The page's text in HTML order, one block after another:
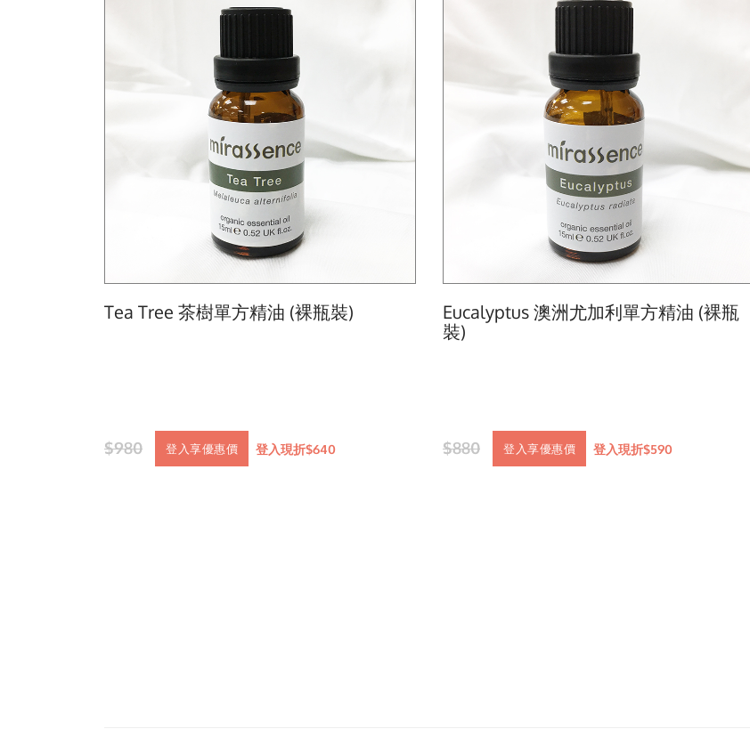
Tea Tree 茶樹單方精油 (裸瓶裝)
$980 登入享優惠價 登入現折$640
Eucalyptus 澳洲尤加利單方精油 (裸瓶
裝)
$880 登入享優惠價 登入現折$590